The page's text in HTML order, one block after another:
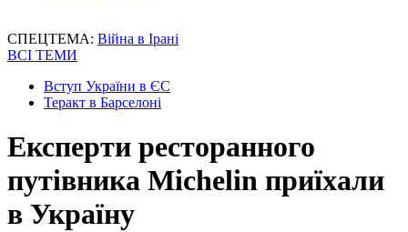
СПЕЦТЕМА: Війна в Ірані
ВСІ ТЕМИ
Вступ України в ЄС
Теракт в Барселоні
Експерти ресторанного
путівника Michelin приїхали
в Україну